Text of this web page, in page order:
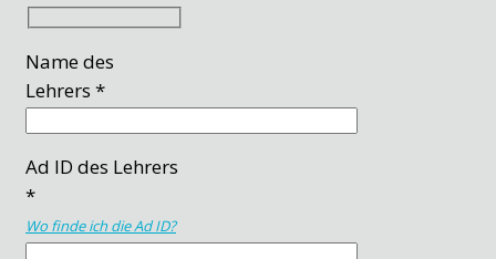
Name des
Lehrers *
Ad ID des Lehrers
*
Wo finde ich die Ad ID?